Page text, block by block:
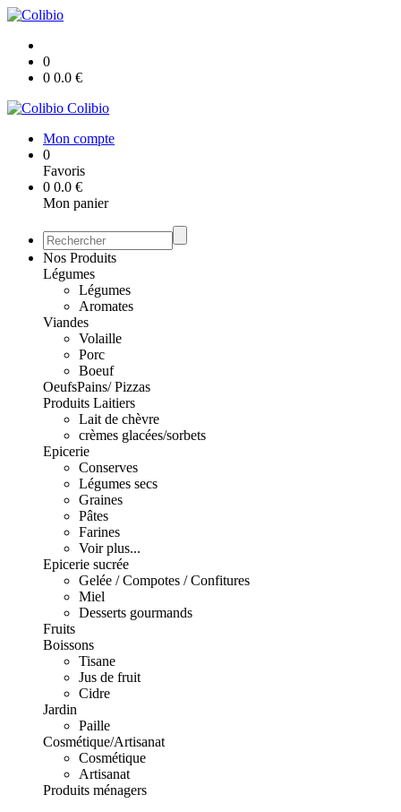
0
0 0.0 €
Colibio
Mon compte
0
Favoris
0 0.0 €
Mon panier
Nos Produits
Légumes
Légumes
Aromates
Viandes
Volaille
Porc
Boeuf
OeufsPains/ Pizzas
Produits Laitiers
Lait de chèvre
crèmes glacées/sorbets
Epicerie
Conserves
Légumes secs
Graines
Pâtes
Farines
Voir plus...
Epicerie sucrée
Gelée / Compotes / Confitures
Miel
Desserts gourmands
Fruits
Boissons
Tisane
Jus de fruit
Cidre
Jardin
Paille
Cosmétique/Artisanat
Cosmétique
Artisanat
Produits ménagers